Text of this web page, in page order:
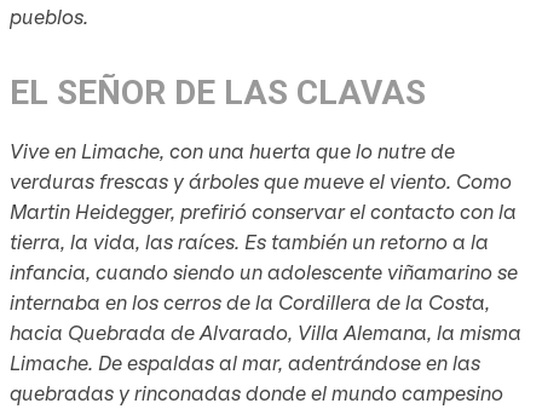
pueblos.
EL SEÑOR DE LAS CLAVAS
Vive en Limache, con una huerta que lo nutre de
verduras frescas y árboles que mueve el viento. Como
Martin Heidegger, prefirió conservar el contacto con la
tierra, la vida, las raíces. Es también un retorno a la
infancia, cuando siendo un adolescente viñamarino se
internaba en los cerros de la Cordillera de la Costa,
hacia Quebrada de Alvarado, Villa Alemana, la misma
Limache. De espaldas al mar, adentrándose en las
quebradas y rinconadas donde el mundo campesino